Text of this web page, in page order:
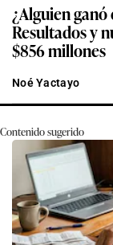
¿Alguien
Resultados y
$856 millones
Noé Yactayo
Contenido sugerido